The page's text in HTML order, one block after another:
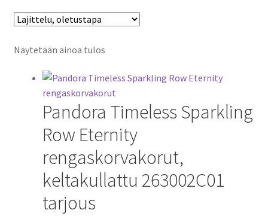
Näytetään ainoa tulos
Pandora Timeless Sparkling
Row Eternity
rengaskorvakorut,
keltakullattu 263002C01
tarjous